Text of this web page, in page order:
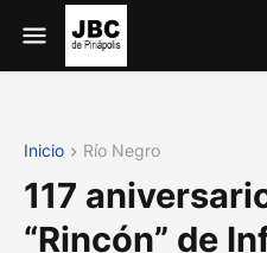
Inicio Río Negro
117
“Rincón” de